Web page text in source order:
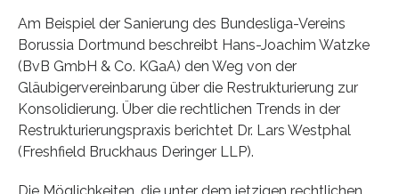
Am Beispiel der Sanierung des Bundesliga-Vereins
Borussia Dortmund beschreibt Hans-Joachim Watzke
(BvB GmbH & Co. KGaA) den Weg von der
Gläubigervereinbarung über die Restrukturierung zur
Konsolidierung. Über die rechtlichen Trends in der
Restrukturierungspraxis berichtet Dr. Lars Westphal
(Freshfield Bruckhaus Deringer LLP).
Die Möglichkeiten, die unter dem jetzigen rechtlichen